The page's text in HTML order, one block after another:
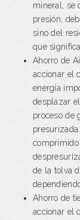
mineral, se
presión,
sino del
que
Ahorro de
accionar el
energía
desplazar
proceso de
comprimido
de la tolva
Ahorro de
accionar el